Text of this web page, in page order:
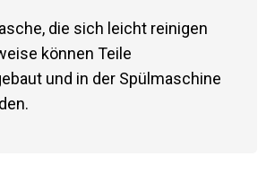
die sich leicht reinigen
können Teile
und in der Spülmaschine